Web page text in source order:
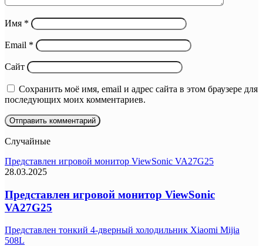
Имя *
Email *
Сайт
Сохранить моё имя, email и адрес сайта в этом браузере для
последующих моих комментариев.
Случайные
Представлен игровой монитор ViewSonic VA27G25
28.03.2025
Представлен игровой монитор ViewSonic
VA27G25
Представлен тонкий 4-дверный холодильник Xiaomi Mijia
508L